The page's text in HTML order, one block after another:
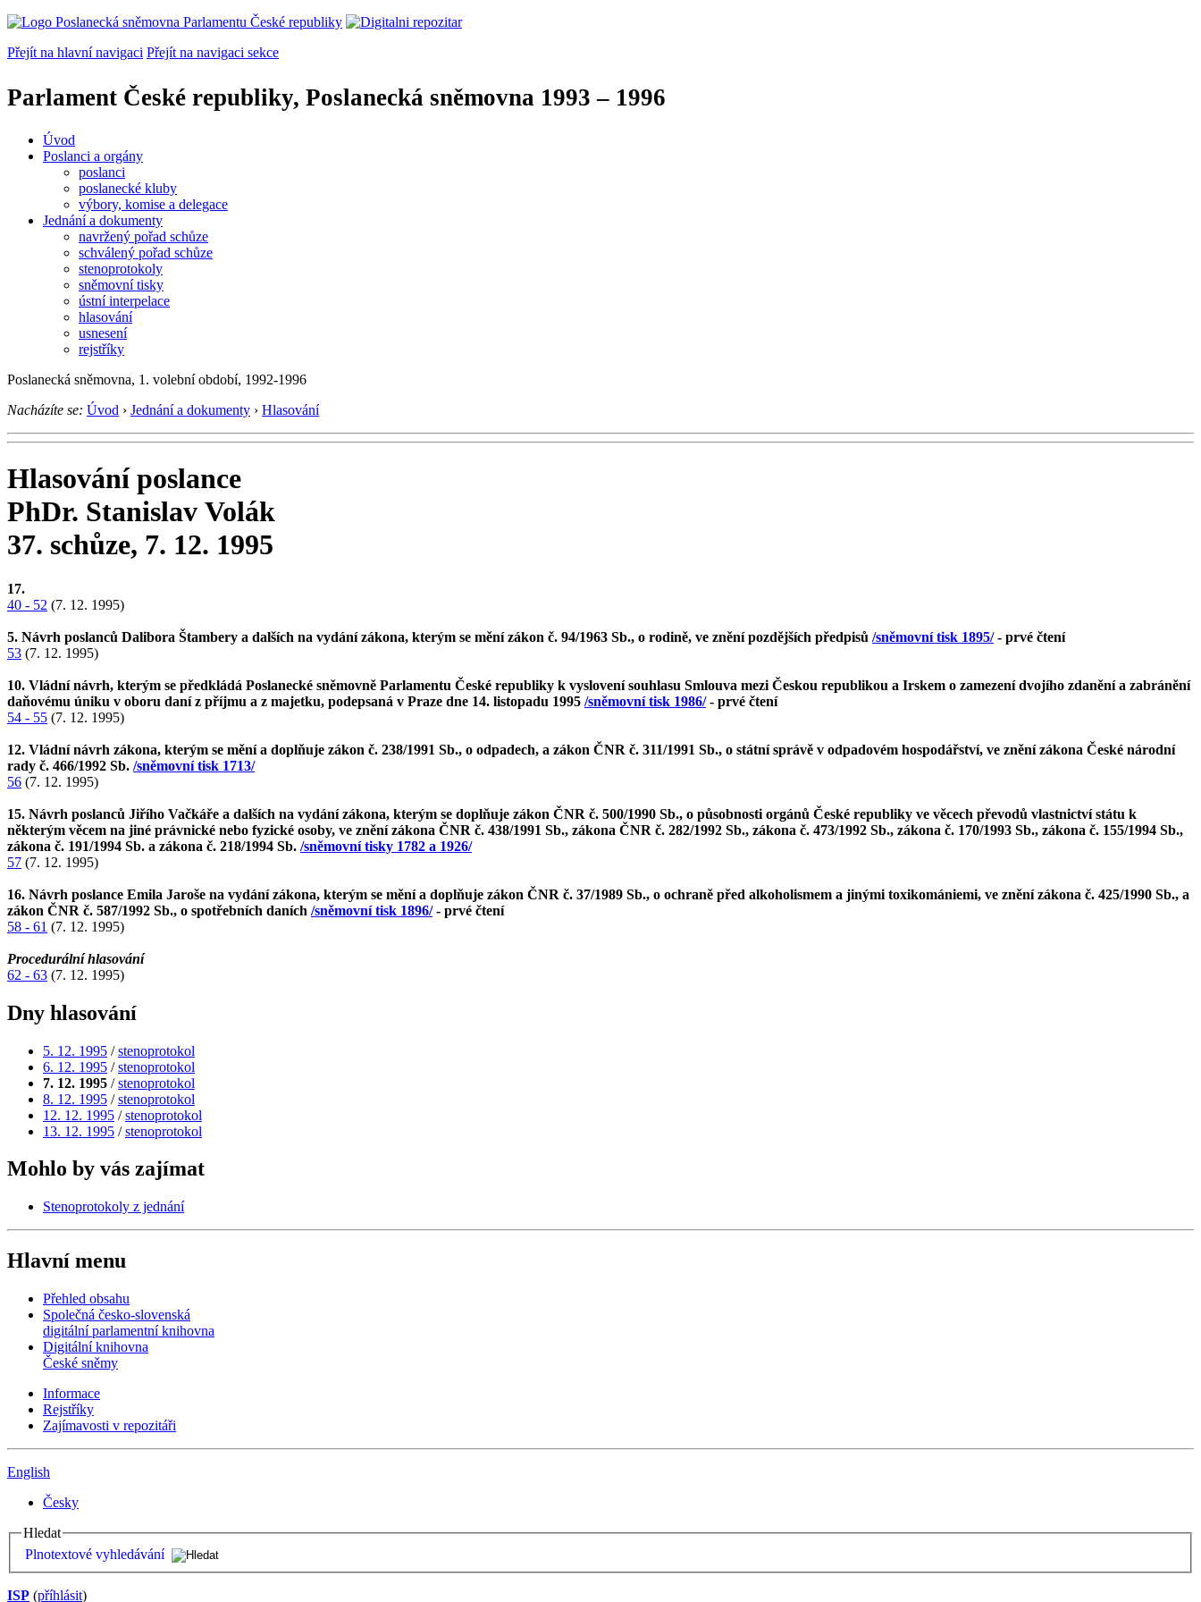
Přejít na hlavní navigaci Přejít na navigaci sekce
Parlament České republiky, Poslanecká sněmovna 1993 – 1996
Úvod
Poslanci a orgány
poslanci
poslanecké kluby
výbory, komise a delegace
Jednání a dokumenty
navržený pořad schůze
schválený pořad schůze
stenoprotokoly
sněmovní tisky
ústní interpelace
hlasování
usnesení
rejstříky
Poslanecká sněmovna, 1. volební období, 1992-1996
Nacházíte se: Úvod › Jednání a dokumenty › Hlasování
Hlasování poslance
PhDr. Stanislav Volák
37. schůze, 7. 12. 1995
17.
40 - 52 (7. 12. 1995)
5. Návrh poslanců Dalibora Štambery a dalších na vydání zákona, kterým se mění zákon č. 94/1963 Sb., o rodině, ve znění pozdějších předpisů /sněmovní tisk 1895/- prvé čtení
53 (7. 12. 1995)
10. Vládní návrh, kterým se předkládá Poslanecké sněmovně Parlamentu České republiky k vyslovení souhlasu Smlouva mezi Českou republikou a Irskem o zamezení dvojího zdanění a zabránění
daňovému úniku v oboru daní z příjmu a z majetku, podepsaná v Praze dne 14. listopadu 1995 /sněmovní tisk 1986/- prvé čtení
54 - 55 (7. 12. 1995)
12. Vládní návrh zákona, kterým se mění a doplňuje zákon č. 238/1991 Sb., o odpadech, a zákon ČNR č. 311/1991 Sb., o státní správě v odpadovém hospodářství, ve znění zákona České národní
rady č. 466/1992 Sb. /sněmovní tisk 1713/
56 (7. 12. 1995)
15. Návrh poslanců Jiřího Vačkáře a dalších na vydání zákona, kterým se doplňuje zákon ČNR č. 500/1990 Sb., o působnosti orgánů České republiky ve věcech převodů vlastnictví státu k
některým věcem na jiné právnické nebo fyzické osoby, ve znění zákona ČNR č. 438/1991 Sb., zákona ČNR č. 282/1992 Sb., zákona č. 473/1992 Sb., zákona č. 170/1993 Sb., zákona č. 155/1994 Sb.,
zákona č. 191/1994 Sb. a zákona č. 218/1994 Sb. /sněmovní tisky 1782 a 1926/
57 (7. 12. 1995)
16. Návrh poslance Emila Jaroše na vydání zákona, kterým se mění a doplňuje zákon ČNR č. 37/1989 Sb., o ochraně před alkoholismem a jinými toxikomániemi, ve znění zákona č. 425/1990 Sb., a
zákon ČNR č. 587/1992 Sb., o spotřebních daních /sněmovní tisk 1896/- prvé čtení
58 - 61 (7. 12. 1995)
Procedurální hlasování
62 - 63 (7. 12. 1995)
Dny hlasování
5. 12. 1995 /stenoprotokol
6. 12. 1995 /stenoprotokol
7. 12. 1995 /stenoprotokol
8. 12. 1995 /stenoprotokol
12. 12. 1995 /stenoprotokol
13. 12. 1995 /stenoprotokol
Mohlo by vás zajímat
Stenoprotokoly z jednání
Hlavní menu
Přehled obsahu
Společná česko-slovenská
digitální parlamentní knihovna
Digitální knihovna
České sněmy
Informace
Rejstříky
Zajímavosti v repozitáři
English
Česky
Hledat
Plnotextové vyhledávání
ISP (příhlásit)